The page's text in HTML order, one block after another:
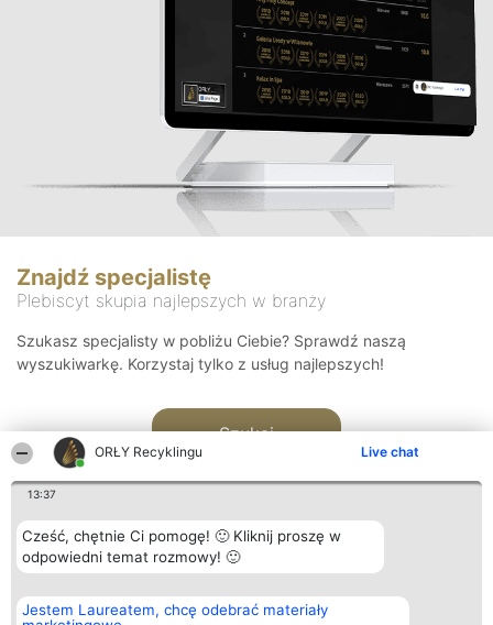
ORŁY Recyklingu Live chat
13:37
Cześć, chętnie Ci pomogę! 🙂 Kliknij proszę w
odpowiedni temat rozmowy! 🙂
Jestem Laureatem, chcę odebrać materiały
Znajdź specjalistę
Plebiscyt skupia najlepszych w branży
Szukasz specjalisty w pobliżu Ciebie? Sprawdź naszą
wyszukiwarkę. Korzystaj tylko z usług najlepszych!
Szukaj
Organizator plebiscytu
Bright Side Solutions sp. z o.
Plebiscyt
Laureaci
Kontakt
Kontakt